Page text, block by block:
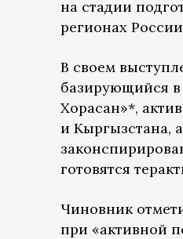
на стадии
регионах
В своем
базирующийся в
Хорасан»*,
и Кыргызстана,
готовятся
Чиновник
при «активной